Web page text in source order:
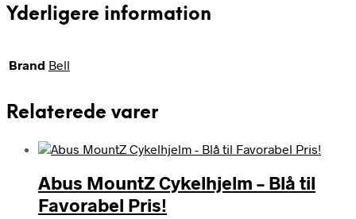
Yderligere information
Brand Bell
Relaterede varer
Abus MountZ Cykelhjelm – Blå til
Favorabel Pris!